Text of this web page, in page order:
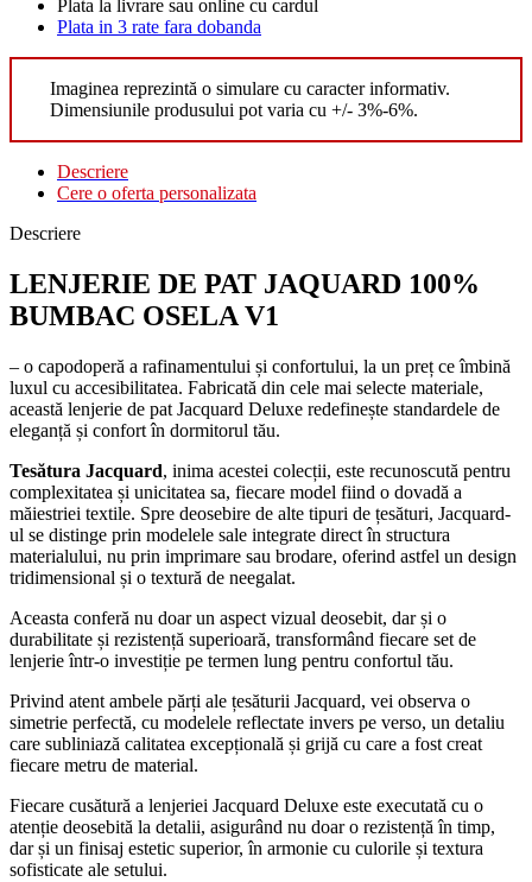
Plata la livrare sau online cu cardul
Plata in 3 rate fara dobanda
Imaginea reprezintă o simulare cu caracter informativ.
Dimensiunile produsului pot varia cu +/- 3%-6%.
Descriere
Cere o oferta personalizata
Descriere
LENJERIE DE PAT JAQUARD 100%
BUMBAC OSELA V1
– o capodoperă a rafinamentului și confortului, la un preț ce îmbină
luxul cu accesibilitatea. Fabricată din cele mai selecte materiale,
această lenjerie de pat Jacquard Deluxe redefinește standardele de
eleganță și confort în dormitorul tău.
Tesătura Jacquard, inima acestei colecții, este recunoscută pentru
complexitatea și unicitatea sa, fiecare model fiind o dovadă a
măiestriei textile. Spre deosebire de alte tipuri de țesături, Jacquard-
ul se distinge prin modelele sale integrate direct în structura
materialului, nu prin imprimare sau brodare, oferind astfel un design
tridimensional și o textură de neegalat.
Aceasta conferă nu doar un aspect vizual deosebit, dar și o
durabilitate și rezistență superioară, transformând fiecare set de
lenjerie într-o investiție pe termen lung pentru confortul tău.
Privind atent ambele părți ale țesăturii Jacquard, vei observa o
simetrie perfectă, cu modelele reflectate invers pe verso, un detaliu
care subliniază calitatea excepțională și grijă cu care a fost creat
fiecare metru de material.
Fiecare cusătură a lenjeriei Jacquard Deluxe este executată cu o
atenție deosebită la detalii, asigurând nu doar o rezistență în timp,
dar și un finisaj estetic superior, în armonie cu culorile și textura
sofisticate ale setului.